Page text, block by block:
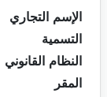
الإسم التجاري
التسمية
النظام القانوني
المقر